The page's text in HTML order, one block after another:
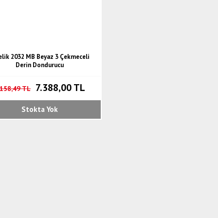
2032 MB Beyaz 3 Çekmeceli
Derin Dondurucu
TL 7.388,00 TL
Stokta Yok